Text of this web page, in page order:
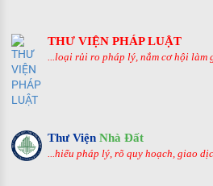
THƯ VIỆN PHÁP LUẬT
...loại rủi ro pháp lý, nắm cơ hội làm
Thư Viện Nhà Đất
...hiểu pháp lý, rõ quy hoạch, giao